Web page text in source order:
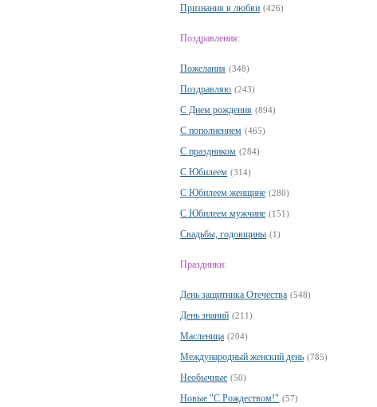
Признания в любви (426)
Поздравления:
Пожелания (348)
Поздравляю (243)
С Днем рождения (894)
С пополнением (465)
С праздником (284)
С Юбилеем (314)
С Юбилеем женщине (280)
С Юбилеем мужчине (151)
Свадьбы, годовщины (1)
Праздники:
День защитника Отечества (548)
День знаний (211)
Масленица (204)
Международный женский день (785)
Необычные (50)
Новые "С Рождеством!" (57)